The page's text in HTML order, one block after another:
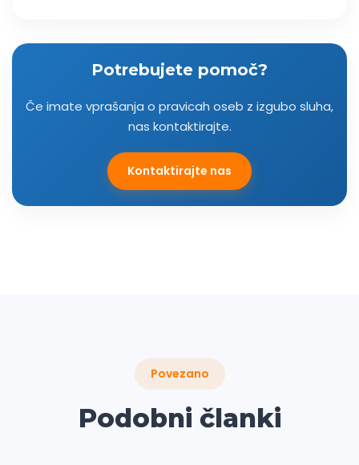
Potrebujete pomoč?
Če imate vprašanja o pravicah oseb z izgubo sluha,
nas kontaktirajte.
Kontaktirajte nas
Povezano
Podobni članki